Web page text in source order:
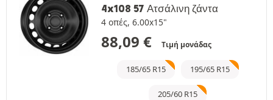
4x108 57 Ατσάλινη ζάντα
4 οπές, 6.00x15"
88,09 € Τιμή μονάδας
185/65 R15 195/65 R15
205/60 R15